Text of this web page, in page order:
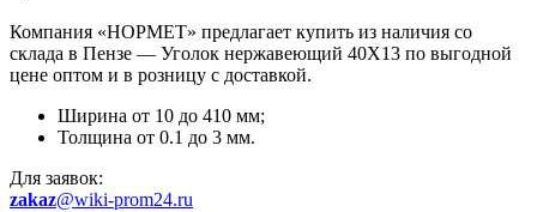
Компания «НОРМЕТ» предлагает купить из наличия со
склада в Пензе — Уголок нержавеющий 40Х13 по выгодной
цене оптом и в розницу с доставкой.
Ширина от 10 до 410 мм;
Толщина от 0.1 до 3 мм.
Для заявок:
zakaz@wiki-prom24.ru